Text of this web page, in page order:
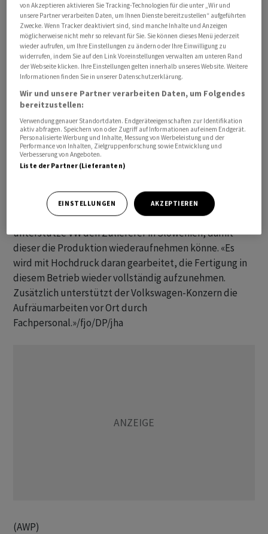
Welche Standorte konkret betroffen sein werden, liess
der Konzern noch offen. Das Problem betreffe aber
mehrere Standorte der Volumenmarken, an denen
Verbrennungsmotoren verbaut werden. Am Dienstag
bei Lissabon angekündigt, ab September die
Produktion für einige Woche zu unterbrechen, weil
Motorteile aus Slowenien fehlen.
«Alle Fachbereiche der Volkswagen AG arbeiten intensiv
daran, die möglichen Auswirkungen weiterhin gering zu
halten», sagte der Sprecher. Darüber hinaus
unterstütze VW den Zulieferer in Slowenien, damit
dieser die Produktion wiederaufnehmen könne. «Es
wird mit Hochdruck daran gearbeitet, die Fertigung in
diesem Betrieb wieder vollständig aufzunehmen.
Zusätzlich unterstützt der Volkswagen-Konzern die
Aufräumarbeiten vor Ort durch
Fachpersonal.»/fjo/DP/jha
(AWP)
von Akzeptieren aktivieren Sie Tracking-Technologien für die unter „Wir und
unsere Partner verarbeiten Daten, um Ihnen Dienste bereitzustellen“ aufgeführten
Zwecke. Wenn Tracker deaktiviert sind, sind manche Inhalte und Anzeigen
möglicherweise nicht mehr so relevant für Sie. Sie können dieses Menü jederzeit
wieder aufrufen, um Ihre Einstellungen zu ändern oder Ihre Einwilligung zu
widerrufen, indem Sie auf den Link Voreinstellungen verwalten am unteren Rand
der Webseite klicken. Ihre Einstellungen gelten innerhalb unseres Website. Weitere
Informationen finden Sie in unserer Datenschutzerklärung.
Wir und unsere Partner verarbeiten Daten, um Folgendes
bereitzustellen:
Verwendung genauer Standortdaten. Endgeräteeigenschaften zur Identifikation
aktiv abfragen. Speichern von oder Zugriff auf Informationen auf einem Endgerät.
Personalisierte Werbung und Inhalte, Messung von Werbeleistung und der
Performance von Inhalten, Zielgruppenforschung sowie Entwicklung und
Verbesserung von Angeboten.
Liste der Partner (Lieferanten)
EINSTELLUNGEN AKZEPTIEREN